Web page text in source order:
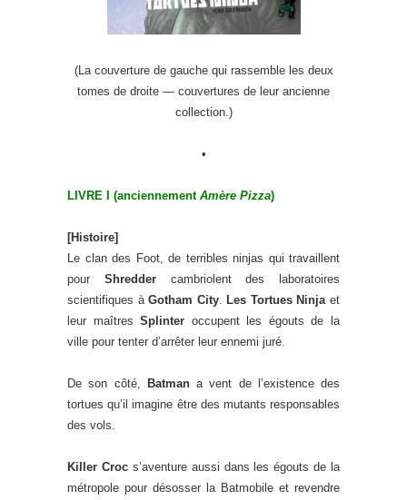
(La couverture de gauche qui rassemble les deux
tomes de droite — couvertures de leur ancienne
collection.)
•
LIVRE I (anciennement Amère Pizza)
[Histoire]
Le clan des Foot, de terribles ninjas qui travaillent
pour Shreddercambriolent des laboratoires
scientifiques àGotham City. Les Tortues Ninjaet
leur maîtresSplinter occupent les égouts de la
ville pour tenter d’arrêter leur ennemi juré.
De son côté, Batmana vent de l’existence des
tortues qu’il imagine être des mutants responsables
des vols.
Killer Crocs’aventure aussi dans les égouts de la
métropole pour désosser la Batmobile et revendre